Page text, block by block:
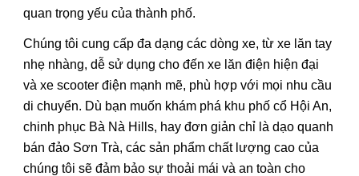
quan trọng yếu của thành phố.
Chúng tôi cung cấp đa dạng các dòng xe, từ xe lăn tay
nhẹ nhàng, dễ sử dụng cho đến xe lăn điện hiện đại
và xe scooter điện mạnh mẽ, phù hợp với mọi nhu cầu
di chuyển. Dù bạn muốn khám phá khu phố cổ Hội An,
chinh phục Bà Nà Hills, hay đơn giản chỉ là dạo quanh
bán đảo Sơn Trà, các sản phẩm chất lượng cao của
chúng tôi sẽ đảm bảo sự thoải mái và an toàn cho